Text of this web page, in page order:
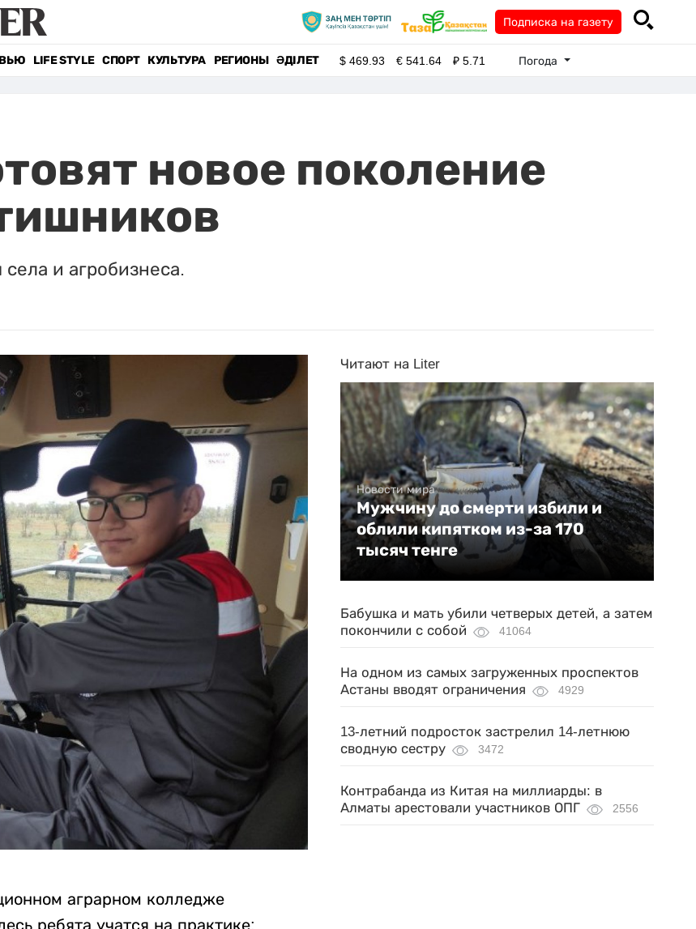
Подписка на газету
LIFE STYLE СПОРТ КУЛЬТУРА РЕГИОНЫ ӘДІЛЕТ $469.93 €541.64 ₽5.71 Погода
новое поколение
и агробизнеса.
аграрном колледже
ребята учатся на практике:
Читают на Liter
Новости мира
Мужчину до смерти избили и
облили кипятком из-за 170
тысяч тенге
Бабушка и мать убили четверых детей, а затем
покончили с собой
41064
На одном из самых загруженных проспектов
Астаны вводят ограничения
4929
13-летний подросток застрелил 14-летнюю
сводную сестру
3472
Контрабанда из Китая на миллиарды: в
Алматы арестовали участников ОПГ
2556